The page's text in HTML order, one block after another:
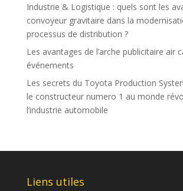
Industrie & Logistique : quels sont les
convoyeur gravitaire dans la
processus de distribution ?
Les avantages de l’arche publicitaire air
événements
Les secrets du Toyota Production
le constructeur numero 1 au monde
l’industrie automobile
Liens utiles